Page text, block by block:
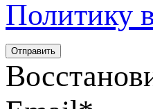
Политику